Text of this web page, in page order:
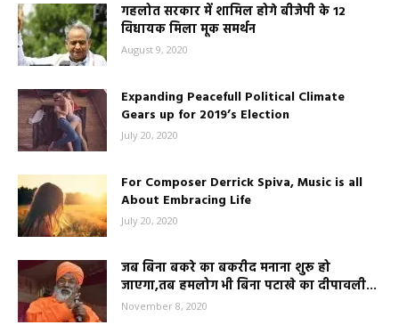
गहलोत सरकार में शामिल होगे बीजेपी के 12
विधायक मिला मूक समर्थन
August 9, 2020
Expanding Peacefull Political Climate
Gears up for 2019’s Election
July 20, 2020
For Composer Derrick Spiva, Music is all
About Embracing Life
July 20, 2020
जब बिना बकरे का बकरीद मनाना शुरू हो
जाएगा,तब हमलोग भी बिना पटाखे का दीपावली...
November 8, 2020